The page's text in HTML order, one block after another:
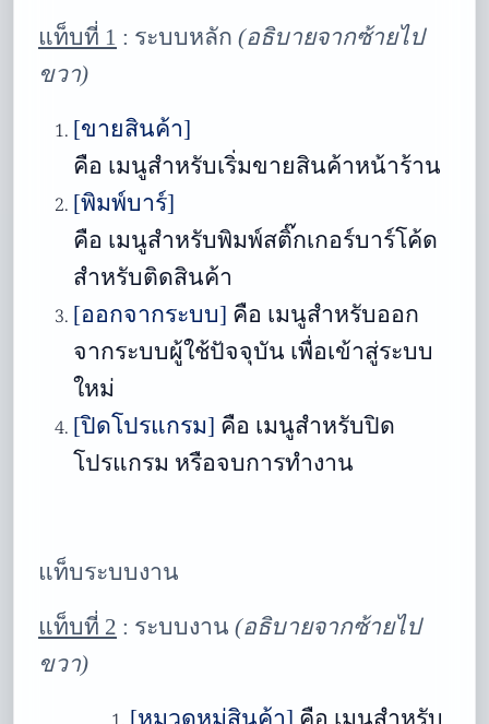
แท็บที่ 1 : ระบบหลัก (อธิบายจากซ้ายไป
ขวา)
[ขายสินค้า]
คือ เมนูสำหรับเริ่มขายสินค้าหน้าร้าน
[พิมพ์บาร์]
คือ เมนูสำหรับพิมพ์สติ๊กเกอร์บาร์โค้ด
สำหรับติดสินค้า
[ออกจากระบบ] คือ เมนูสำหรับออก
จากระบบผู้ใช้ปัจจุบัน เพื่อเข้าสู่ระบบ
ใหม่
[ปิดโปรแกรม] คือ เมนูสำหรับปิด
โปรแกรม หรือจบการทำงาน
แท็บระบบงาน
แท็บที่ 2 : ระบบงาน (อธิบายจากซ้ายไป
ขวา)